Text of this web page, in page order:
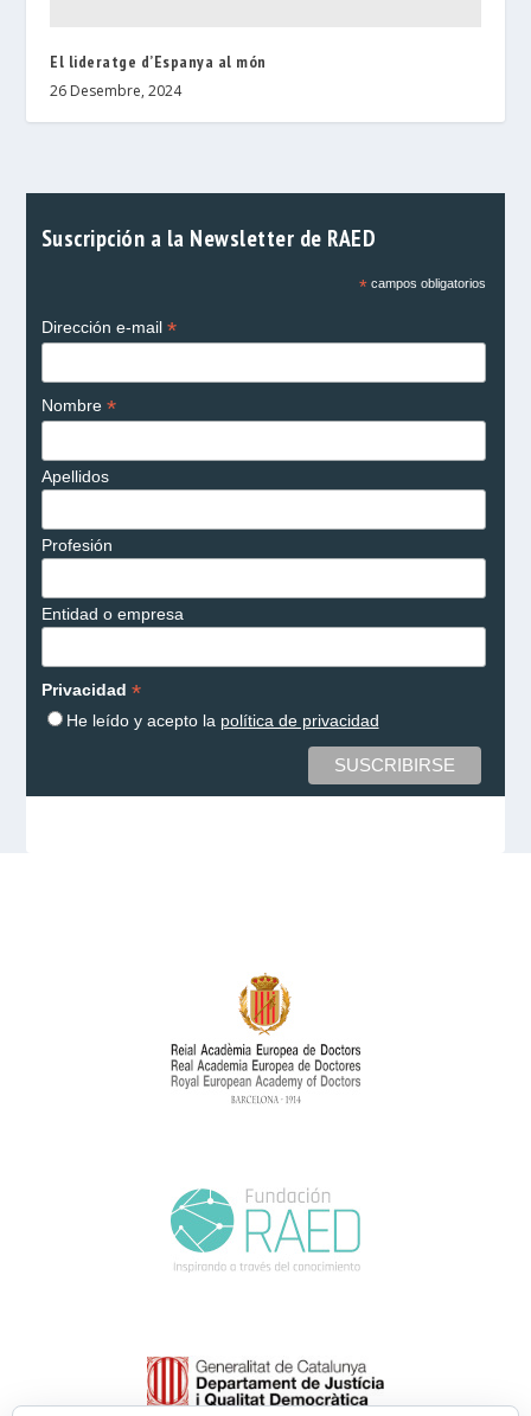
El lideratge d’Espanya al món
26 Desembre, 2024
Suscripción a la Newsletter de RAED
*campos obligatorios
Dirección e-mail *
Nombre *
Apellidos
Profesión
Entidad o empresa
Privacidad *
He leído y acepto la política de privacidad